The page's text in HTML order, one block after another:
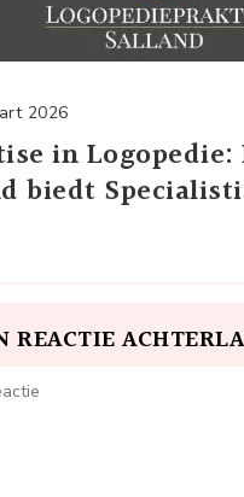
2026
in Logopedie:
biedt
REACTIE